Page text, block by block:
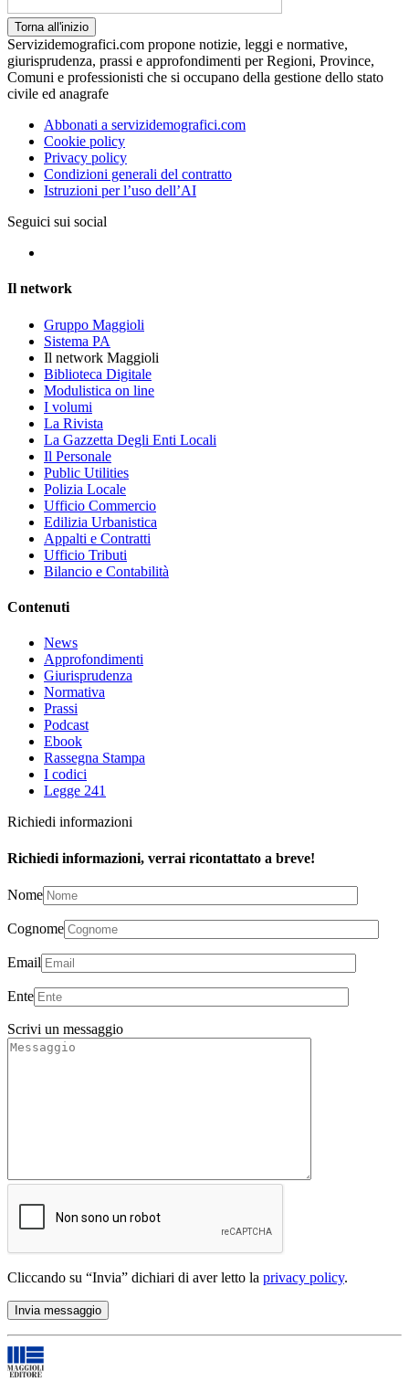
Torna all'inizio
Servizidemografici.com propone notizie, leggi e normative,
giurisprudenza, prassi e approfondimenti per Regioni, Province,
Comuni e professionisti che si occupano della gestione dello stato
civile ed anagrafe
Abbonati a servizidemografici.com
Cookie policy
Privacy policy
Condizioni generali del contratto
Istruzioni per l’uso dell’AI
Seguici sui social
Il network
Gruppo Maggioli
Sistema PA
Il network Maggioli
Biblioteca Digitale
Modulistica on line
I volumi
La Rivista
La Gazzetta Degli Enti Locali
Il Personale
Public Utilities
Polizia Locale
Ufficio Commercio
Edilizia Urbanistica
Appalti e Contratti
Ufficio Tributi
Bilancio e Contabilità
Contenuti
News
Approfondimenti
Giurisprudenza
Normativa
Prassi
Podcast
Ebook
Rassegna Stampa
I codici
Legge 241
Richiedi informazioni
Richiedi informazioni, verrai ricontattato a breve!
Nome
Cognome
Email
Ente
Scrivi un messaggio
Cliccando su “Invia” dichiari di aver letto la privacy policy.